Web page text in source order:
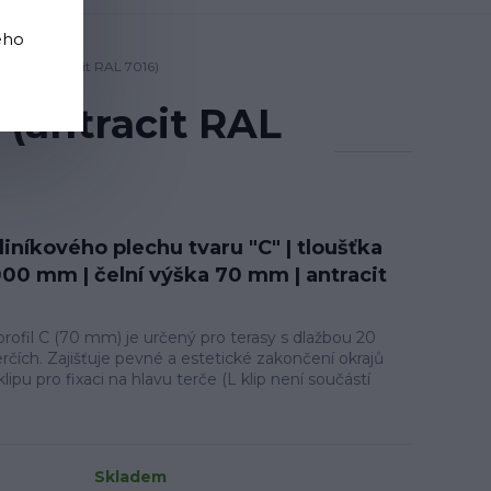
(antracit RAL 7016)
RAL
plechu tvaru "C" | tloušťka
mm | čelní výška 70 mm | antracit
C (70 mm) je určený pro terasy s dlažbou 20
Zajišťuje pevné a estetické zakončení okrajů
pro fixaci na hlavu terče (L klip není součástí
Skladem